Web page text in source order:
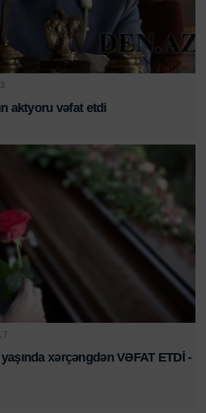
aktyoru vəfat etdi
xərçəngdən VƏFAT ETDİ -